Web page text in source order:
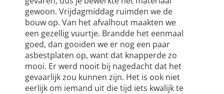
gewoon. Vrijdagmiddag ruimden we de
bouw op. Van het afvalhout maakten we
een gezellig vuurtje. Brandde het eenmaal
goed, dan gooiden we er nog een paar
asbestplaten op, want dat knapperde zo
mooi. Er werd nooit bij nagedacht dat het
gevaarlijk zou kunnen zijn. Het is ook niet
eerlijk om iemand uit die tijd iets kwalijk te